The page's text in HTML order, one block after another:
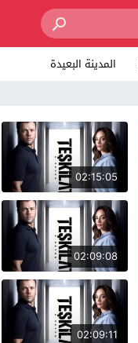
المدينة البعيدة
02:15:05
02:09:08
02:09:11